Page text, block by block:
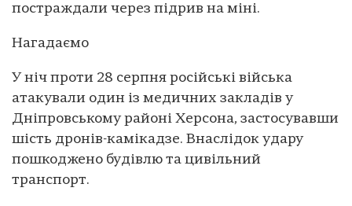
постраждали через підрив на міні.
Нагадаємо
У ніч проти 28 серпня російські війська
атакували один із медичних закладів у
Дніпровському районі Херсона, застосувавши
шість дронів-камікадзе. Внаслідок удару
пошкоджено будівлю та цивільний
транспорт.